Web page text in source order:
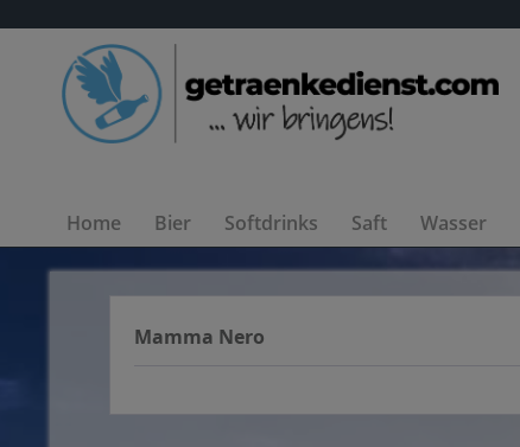
Home Bier Softdrinks Saft Wasser
Mamma Nero